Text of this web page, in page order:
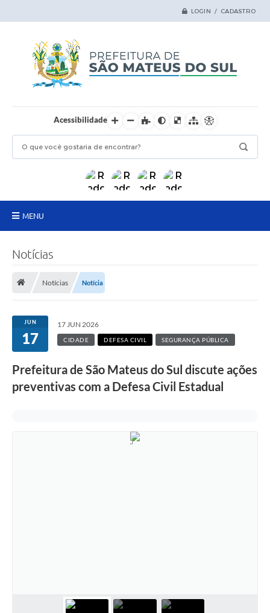
LOGIN / CADASTRO
Acessibilidade
MENU
Transparência
Secretarias
Ouvidoria
Projeto Nascente Viva
Notícias
Notícias Notícia
JUN
17
17 JUN 2026
CIDADE DEFESA CIVIL SEGURANÇA PÚBLICA
Prefeitura de São Mateus do Sul discute ações
preventivas com a Defesa Civil Estadual